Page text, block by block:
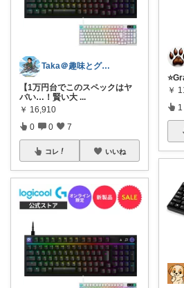
Taka＠趣味とグルメのパパROOM
【1万円台でこのスペックはヤ
バい…！賢い大 ...
￥ 16,910
0 0 7
コレ いいね
￥
1